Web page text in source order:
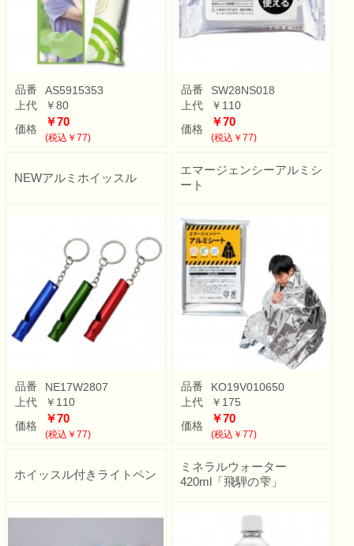
品番
AS5915353
上代
￥80
価格
￥70
(税込￥77)
品番
SW28NS018
上代
￥110
価格
￥70
(税込￥77)
NEWアルミホイッスル
品番
NE17W2807
上代
￥110
価格
￥70
(税込￥77)
エマージェンシーアルミシ
ート
品番
KO19V010650
上代
￥175
価格
￥70
(税込￥77)
ホイッスル付きライトペン
ミネラルウォーター
420ml「飛騨の雫」